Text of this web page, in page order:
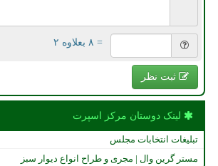
= ۸ بعلاوه ۲
ثبت نظر
لینک دوستان مركز اسپرت
تبلیغات انتخابات مجلس
مستر گرین وال | مجری و طراح انواع دیوار سبز